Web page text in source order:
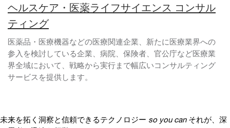
ヘルスケア・医薬ライフサイエンス コンサル
ティング
医薬品・医療機器などの医療関連企業、新たに医療業界への
参入を検討している企業、病院、保険者、官公庁など医療業
界全域において、戦略から実行まで幅広いコンサルティング
サービスを提供します。
未来を拓く洞察と信頼できるテクノロジー so you can それが、深